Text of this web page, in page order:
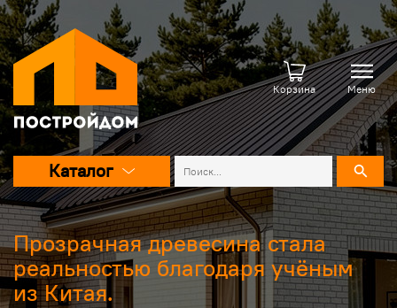
Корзина Меню
Каталог
Прозрачная древесина стала
реальностью благодаря учёным
из Китая.